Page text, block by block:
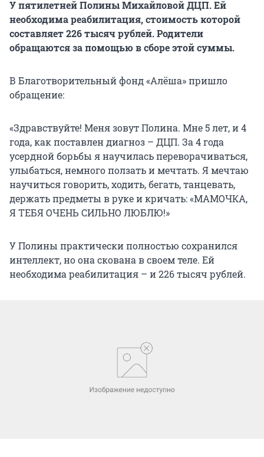
У пятилетней Полины Михайловой ДЦП. Ей
необходима реабилитация, стоимость которой
составляет 226 тысяч рублей. Родители
обращаются за помощью в сборе этой суммы.
В Благотворительный фонд «Алёша» пришло
обращение:
«Здравствуйте! Меня зовут Полина. Мне 5 лет, и 4
года, как поставлен диагноз – ДЦП. За 4 года
усердной борьбы я научилась переворачиваться,
улыбаться, немного ползать и мечтать. Я мечтаю
научиться говорить, ходить, бегать, танцевать,
держать предметы в руке и кричать: «МАМОЧКА,
Я ТЕБЯ ОЧЕНЬ СИЛЬНО ЛЮБЛЮ!»
У Полины практически полностью сохранился
интеллект, но она скована в своем теле. Ей
необходима реабилитация – и 226 тысяч рублей.